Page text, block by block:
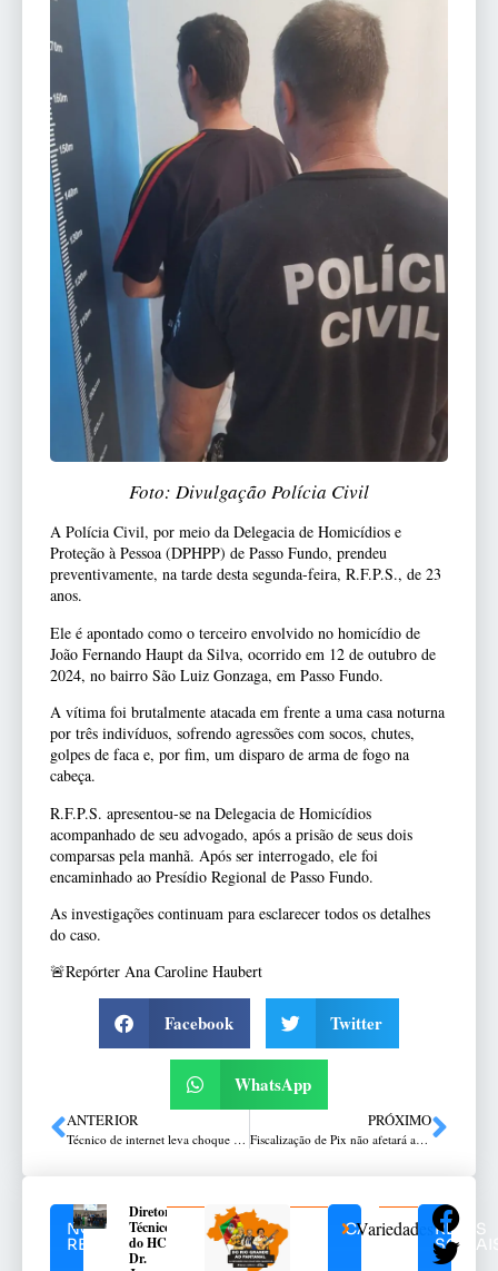
Foto: Divulgação Polícia Civil
A Polícia Civil, por meio da Delegacia de Homicídios e
Proteção à Pessoa (DPHPP) de Passo Fundo, prendeu
preventivamente, na tarde desta segunda-feira, R.F.P.S., de 23
anos.
Ele é apontado como o terceiro envolvido no homicídio de
João Fernando Haupt da Silva, ocorrido em 12 de outubro de
2024, no bairro São Luiz Gonzaga, em Passo Fundo.
A vítima foi brutalmente atacada em frente a uma casa noturna
por três indivíduos, sofrendo agressões com socos, chutes,
golpes de faca e, por fim, um disparo de arma de fogo na
cabeça.
R.F.P.S. apresentou-se na Delegacia de Homicídios
acompanhado de seu advogado, após a prisão de seus dois
comparsas pela manhã. Após ser interrogado, ele foi
encaminhado ao Presídio Regional de Passo Fundo.
As investigações continuam para esclarecer todos os detalhes
do caso.
🚨Repórter Ana Caroline Haubert
Facebook Twitter
WhatsApp
ANTERIOR
Técnico de internet leva choque durante manutenção em poste em Passo Fundo
PRÓXIMO
Fiscalização de Pix não afetará autônomos, esclarece Receita
NOTÍCIAS
RELACIONADAS
Diretor
Técnico
do HC,
Dr.
CATEGORIAS
VariedadesREDES